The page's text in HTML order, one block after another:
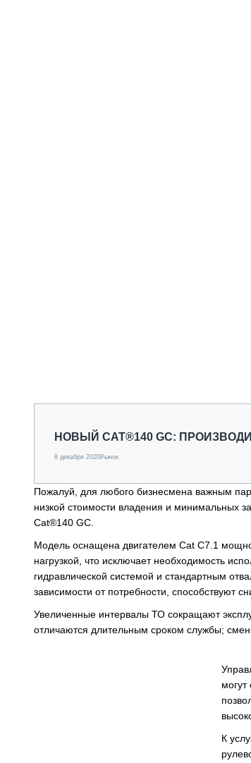
НОВЫЙ CAT®140 GC:
8 декабря 2020Рынок
Пожалуй, для любого бизнесмена важным
низкой стоимости владения и минимальных
Cat®140 GC.
Модель оснащена двигателем Cat C7.1
нагрузкой, что исключает необходимость
гидравлической системой и стандартным
зависимости от потребности, способствуют
Увеличенные интервалы ТО сокращают
отличаются длительным сроком службы;
К